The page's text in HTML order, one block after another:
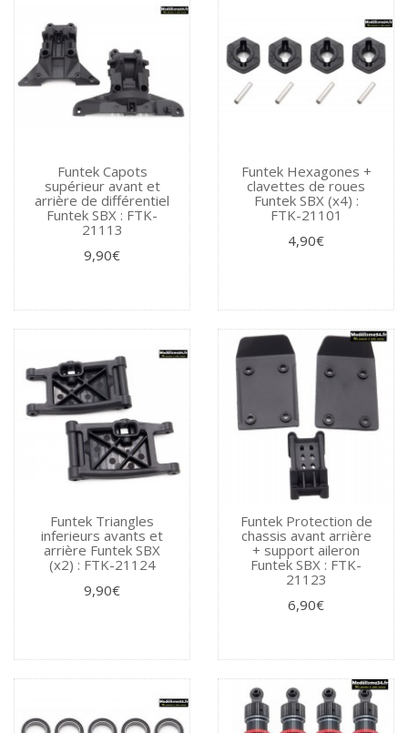
Funtek Capots
supérieur avant et
arrière de différentiel
Funtek SBX : FTK-
21113
9,90€
Funtek Hexagones +
clavettes de roues
Funtek SBX (x4) :
FTK-21101
4,90€
Funtek Triangles
inferieurs avants et
arrière Funtek SBX
(x2) : FTK-21124
9,90€
Funtek Protection de
chassis avant arrière
+ support aileron
Funtek SBX : FTK-
21123
6,90€